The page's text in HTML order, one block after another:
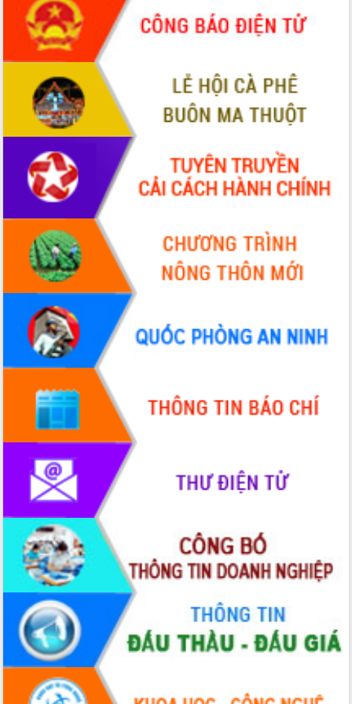
món ăn từ sầu riêng
Đắk Lắk công bố Quy hoạch và xúc
tiến đầu tư tỉnh
Ngành cá ngừ Đắk Lắk chủ động thích
ứng để giữ vững thị trường xuất khẩu
Diễn đàn Kinh tế tư nhân Việt Nam đột
phá cơ chế - Hợp tác công tư
Đề án 06 tạo bước ngoặt đột phá trong
cải cách hành chính tỉnh Đắk Lắk
Kết nối tour, đẩy mạnh chuyển đổi số
để phát triển du lịch Đắk Lắk
Khởi động Dự án Đầu tư xây dựng hạ
tầng kỹ thuật Cụm công nghiệp Tân
Gặp mặt các cơ quan báo chí nhân Kỷ
niệm 101 năm Ngày Báo chí Cách
mạng Việt Nam
Đắk Lắk sơ kết 4 năm triển khai thực
hiện Đề án 06 của Chính phủ
Họp báo thông tin về Hội nghị Công bố
Quy hoạch và Xúc tiến đầu tư tỉnh Đắk
Lắk
Khơi thông điểm nghẽn, đẩy nhanh
giải ngân vốn khắc phục thiên tai
HĐND tỉnh thông qua điều chỉnh Quy
hoạch tỉnh thời kỳ 2021-2030
Hội thảo góp ý hồ sơ điều chỉnh quy
hoạch tỉnh Đắk Lắk thời kỳ 2021-2030,
tầm nhìn đến năm 2050
Nâng cao hiệu quả hoạt động của các
doanh nghiệp nhà nước
Hội nghị triển khai kết nối mạng
truyền số liệu chuyên dùng phục vụ cơ
quan Đảng, Nhà nước
Lễ phát động chuỗi hoạt động chung
tay làm sạch môi trường
Xã Ea Kar bước chuyển mình trong
công tác cải cách hành chính mô hình
mới
UBND tỉnh họp báo định kỳ tháng 4
năm 2026